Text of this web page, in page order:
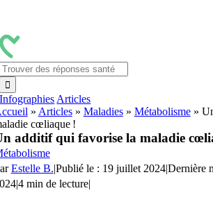
contenu
Infographies Articles
» Articles» Maladies» Métabolisme»
cœliaque !
additif qui favorise la maladie
Estelle B.|Publié le : 19 juillet 2024|Dernière
|4 min de lecture|